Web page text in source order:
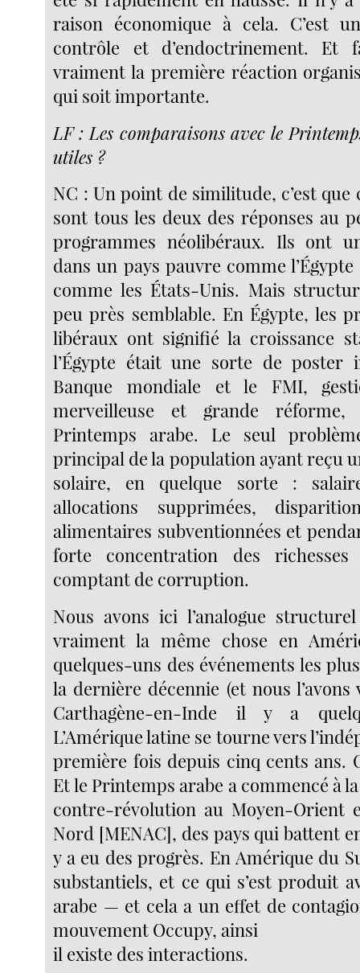
raison économique à cela. C’est
contrôle et d’endoctrinement. Et
vraiment la première réaction
qui soit importante.
LF : Les comparaisons avec le
utiles ?
NC : Un point de similitude, c’est que
sont tous les deux des réponses au
programmes néolibéraux. Ils ont
dans un pays pauvre comme
comme les États-Unis. Mais
peu près semblable. En Égypte, les
libéraux ont signifié la croissance
l’Égypte était une sorte de poster
Banque mondiale et le FMI,
merveilleuse et grande
Printemps arabe. Le seul
principal de la population ayant reçu
solaire, en quelque sorte :
allocations supprimées,
alimentaires subventionnées et
forte concentration des
comptant de corruption.
Nous avons ici l’analogue
vraiment la même chose en
quelques-uns des événements les
la dernière décennie (et nous
Carthagène-en-Inde il y a
L’Amérique latine se tourne vers
première fois depuis cinq cents ans.
Et le Printemps arabe a commencé à
contre-révolution au Moyen-Orient
Nord [MENAC], des pays qui battent
y a eu des progrès. En Amérique du
substantiels, et ce qui s’est produit
arabe — et cela a un effet de
mouvement Occupy, ainsi
il existe des interactions.